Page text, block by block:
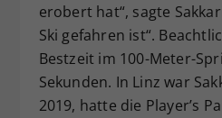
erobert hat“, sagte
Ski gefahren ist“.
Bestzeit im 100-Meter-
Sekunden. In Linz war
2019, hatte die Player’s